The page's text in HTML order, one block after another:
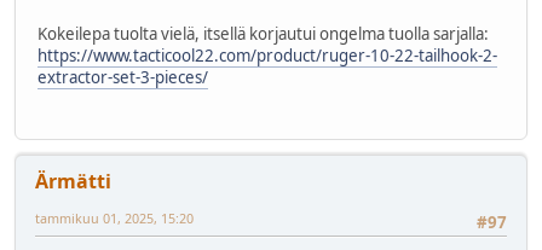
Kokeilepa tuolta vielä, itsellä korjautui ongelma tuolla sarjalla:
https://www.tacticool22.com/product/ruger-10-22-tailhook-2-
extractor-set-3-pieces/
Ärmätti
#97
tammikuu 01, 2025, 15:20